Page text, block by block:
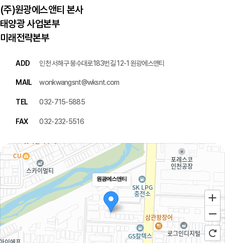
(주)원광에스앤티 본사
태양광 사업본부
미래전략본부
ADD 인천 서해구 봉수대로183번길 12-1 원광에스앤티
MAIL wonkwangsnt@wksnt.com
TEL 032-715-5885
FAX 032-232-5516
원광에스앤티